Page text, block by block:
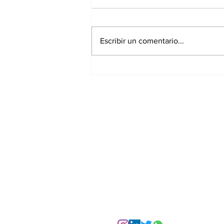
Escribir un comentario...